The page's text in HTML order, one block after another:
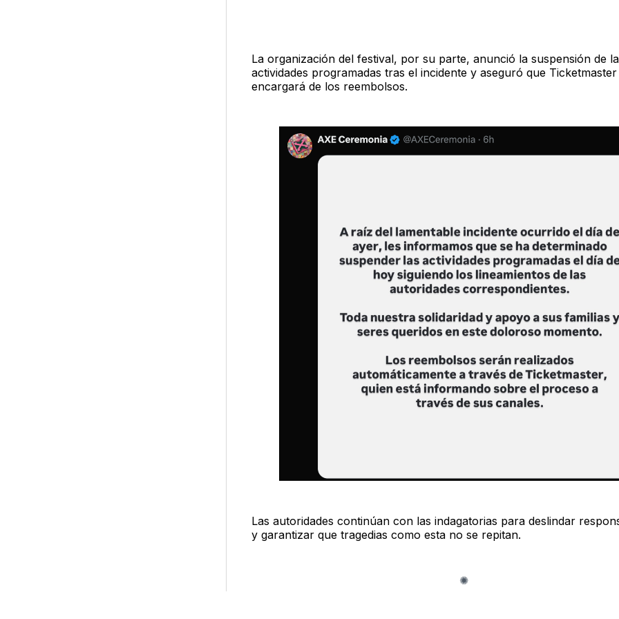
La organización del festival, por su parte, anunció la suspensión de
actividades programadas tras el incidente y aseguró que Ticketmaster
encargará de los reembolsos.
Las autoridades continúan con las indagatorias para deslindar
y garantizar que tragedias como esta no se repitan.